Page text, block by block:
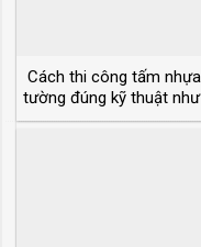
Cách thi công tấm
tường đúng kỹ thuật
chuyên nghiệp